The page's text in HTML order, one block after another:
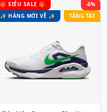
🎁 SIÊU SALE 🎁
✨ HÀNG MỚI VỀ ✨
-6%
TẶNG TẤT